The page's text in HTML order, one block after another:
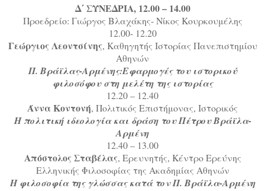
Δ΄ ΣΥΝΕΔΡΙΑ, 12.00 – 14.00
Προεδρείο: Γιώργος Βλαχάκης- Νίκος Κουρκουμέλης
12.00- 12.20
Γεώργιος Λεοντσίνης, Καθηγητής Ιστορίας Πανεπιστημίου
Αθηνών
Π. Βράϊλας-Αρμένης:Εφαρμογές του ιστορικού
φιλοσόφου στη μελέτη της ιστορίας
12.20 – 12.40
Άννα Κοντονή, Πολιτικός Επιστήμονας, Ιστορικός
Η πολιτική ιδεολογία και δράση του Πέτρου Βράϊλα-
Αρμένη
12.40 – 13.00
Απόστολος Σταβέλας, Ερευνητής, Κέντρο Ερεύνης
Ελληνικής Φιλοσοφίας της Ακαδημίας Αθηνών
H φιλοσοφία της γλώσσας κατά τον Π. Βράϊλα-Αρμένη